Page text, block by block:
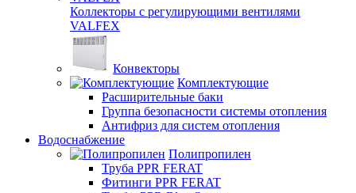
Коллекторы с регулирующими вентилями
VALFEX
Конвекторы
Комплектующие
Расширительные баки
Группа безопасности системы отопления
Антифриз для систем отопления
Водоснабжение
Полипропилен
Труба PPR FERAT
Фитинги PPR FERAT